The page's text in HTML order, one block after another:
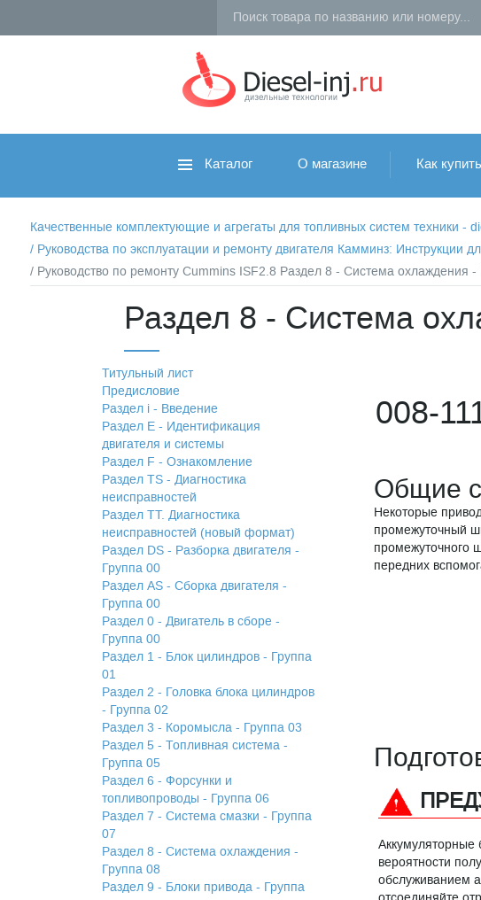
Каталог О магазине Как купить
Качественные комплектующие и агрегаты для топливных систем техники -
/ Руководства по эксплуатации и ремонту двигателя Камминз: Инструкции
/ Руководство по ремонту Cummins ISF2.8 Раздел 8 - Система охлаждения -
Раздел 8 - Система
Титульный лист
Предисловие
Раздел i - Введение
Раздел Е - Идентификация
двигателя и системы
Раздел F - Ознакомление
Раздел TS - Диагностика
неисправностей
Раздел TТ. Диагностика
неисправностей (новый формат)
Раздел DS - Разборка двигателя -
Группа 00
Раздел АS - Сборка двигателя -
Группа 00
Раздел 0 - Двигатель в сборе -
Группа 00
Раздел 1 - Блок цилиндров - Группа
01
Раздел 2 - Головка блока цилиндров
- Группа 02
Раздел 3 - Коромысла - Группа 03
Раздел 5 - Топливная система -
Группа 05
Раздел 6 - Форсунки и
топливопроводы - Группа 06
Раздел 7 - Система смазки - Группа
07
Раздел 8 - Система охлаждения -
Группа 08
Раздел 9 - Блоки привода - Группа
008-
Общие
Некоторые
промежуточный
промежуточного
передних
Аккумуляторные
вероятности
обслуживанием